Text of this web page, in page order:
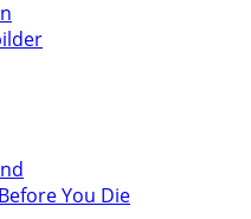
You Die